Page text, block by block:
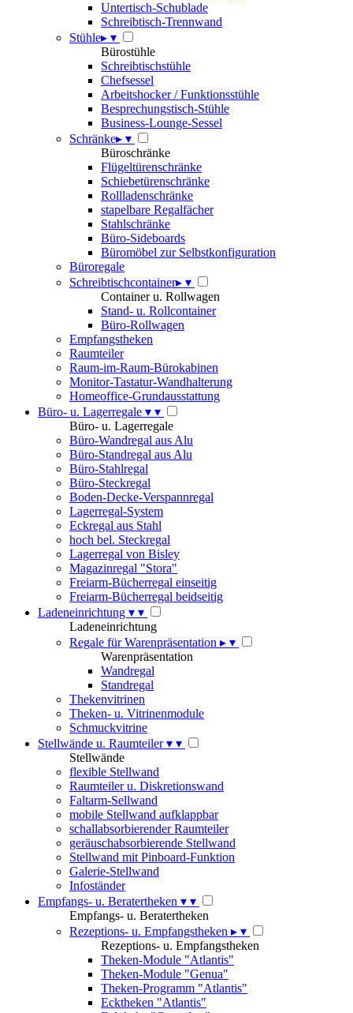
Untertisch-Schublade
Schreibtisch-Trennwand
Stühle▸ ▾
Bürostühle
Schreibtischstühle
Chefsessel
Arbeitshocker / Funktionsstühle
Besprechungstisch-Stühle
Business-Lounge-Sessel
Schränke▸ ▾
Büroschränke
Flügeltürenschränke
Schiebetürenschränke
Rollladenschränke
stapelbare Regalfächer
Stahlschränke
Büro-Sideboards
Büromöbel zur Selbstkonfiguration
Büroregale
Schreibtischcontainer▸ ▾
Container u. Rollwagen
Stand- u. Rollcontainer
Büro-Rollwagen
Empfangstheken
Raumteiler
Raum-im-Raum-Bürokabinen
Monitor-Tastatur-Wandhalterung
Homeoffice-Grundausstattung
Büro- u. Lagerregale ▾ ▾
Büro- u. Lagerregale
Büro-Wandregal aus Alu
Büro-Standregal aus Alu
Büro-Stahlregal
Büro-Steckregal
Boden-Decke-Verspannregal
Lagerregal-System
Eckregal aus Stahl
hoch bel. Steckregal
Lagerregal von Bisley
Magazinregal "Stora"
Freiarm-Bücherregal einseitig
Freiarm-Bücherregal beidseitig
Ladeneinrichtung ▾ ▾
Ladeneinrichtung
Regale für Warenpräsentation ▸ ▾
Warenpräsentation
Wandregal
Standregal
Thekenvitrinen
Theken- u. Vitrinenmodule
Schmuckvitrine
Stellwände u. Raumteiler▾ ▾
Stellwände
flexible Stellwand
Raumteiler u. Diskretionswand
Faltarm-Sellwand
mobile Stellwand aufklappbar
schallabsorbierender Raumteiler
geräuschabsorbierende Stellwand
Stellwand mit Pinboard-Funktion
Galerie-Stellwand
Infoständer
Empfangs- u. Beratertheken ▾ ▾
Empfangs- u. Beratertheken
Rezeptions- u. Empfangstheken ▸ ▾
Rezeptions- u. Empfangstheken
Theken-Module "Atlantis"
Theken-Module "Genua"
Theken-Programm "Atlantis"
Ecktheken "Atlantis"